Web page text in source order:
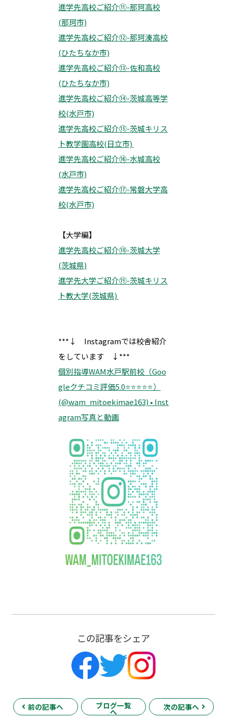
進学先高校ご紹介⑪-那珂高校
(那珂市)
進学先高校ご紹介⑫-那珂湊高校
(ひたちなか市)
進学先高校ご紹介⑬-佐和高校
(ひたちなか市)
進学先高校ご紹介⑭-茨城高等学
校(水戸市)
進学先高校ご紹介⑮-茨城キリス
ト教学園高校(日立市)
進学先高校ご紹介⑯-水城高校
(水戸市)
進学先高校ご紹介⑰-常磐大学高
校(水戸市)
【大学編】
進学先高校ご紹介⑱-茨城大学
(茨城県)
進学先大学ご紹介⑲-茨城キリス
ト教大学(茨城県)
***↓ Instagramでは校舎紹介
をしています ↓***
個別指導WAM水戸駅前校（Goo
gleクチコミ評価5.0⭐️⭐️⭐️⭐️⭐️）
(@wam_mitoekimae163) • Inst
agram写真と動画
この記事をシェア
前の記事へ ブログ一覧
へ
次の記事へ